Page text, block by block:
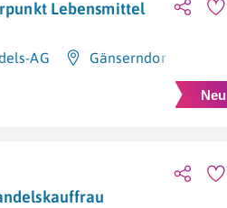
Lebensmittel
AG Gänserndorf